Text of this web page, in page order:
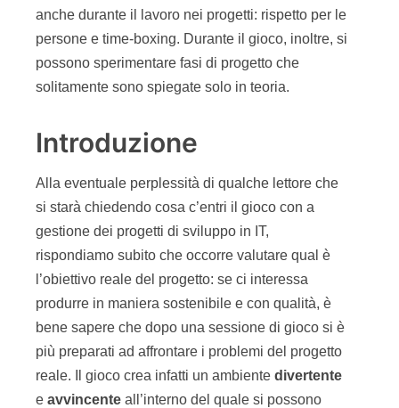
anche durante il lavoro nei progetti: rispetto per le
persone e time-boxing. Durante il gioco, inoltre, si
possono sperimentare fasi di progetto che
solitamente sono spiegate solo in teoria.
Introduzione
Alla eventuale perplessità di qualche lettore che
si starà chiedendo cosa c’entri il gioco con a
gestione dei progetti di sviluppo in IT,
rispondiamo subito che occorre valutare qual è
l’obiettivo reale del progetto: se ci interessa
produrre in maniera sostenibile e con qualità, è
bene sapere che dopo una sessione di gioco si è
più preparati ad affrontare i problemi del progetto
reale. Il gioco crea infatti un ambiente divertente
e avvincente all’interno del quale si possono